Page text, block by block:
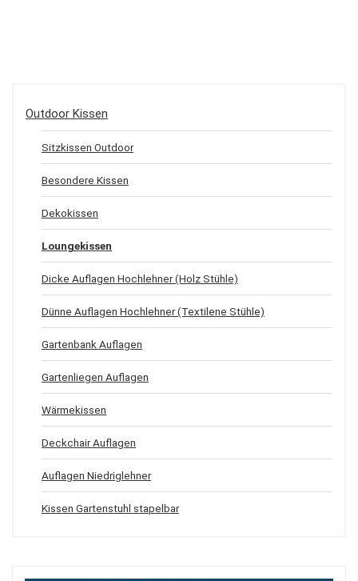
Outdoor Kissen
Sitzkissen Outdoor
Besondere Kissen
Dekokissen
Loungekissen
Dicke Auflagen Hochlehner (Holz Stühle)
Dünne Auflagen Hochlehner (Textilene Stühle)
Gartenbank Auflagen
Gartenliegen Auflagen
Wärmekissen
Deckchair Auflagen
Auflagen Niedriglehner
Kissen Gartenstuhl stapelbar